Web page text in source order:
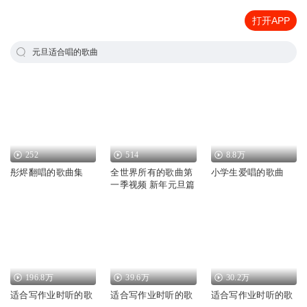
打开APP
元旦适合唱的歌曲
252
彤烬翻唱的歌曲集
514
全世界所有的歌曲第
一季视频 新年元旦篇
8.8万
小学生爱唱的歌曲
196.8万
适合写作业时听的歌
39.6万
适合写作业时听的歌
30.2万
适合写作业时听的歌